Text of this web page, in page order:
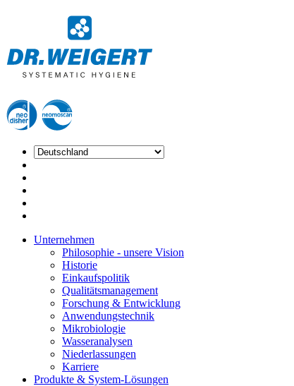
Unternehmen
Philosophie - unsere Vision
Historie
Einkaufspolitik
Qualitätsmanagement
Forschung & Entwicklung
Anwendungstechnik
Mikrobiologie
Wasseranalysen
Niederlassungen
Karriere
Produkte & System-Lösungen